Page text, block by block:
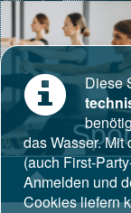
Diese
das Wasser.
(auch First-
Anmelden und
Cookies liefern